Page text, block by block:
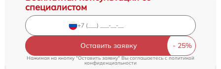
специалистом
Оставить заявку
Нажимая на кнопку "Оставить заявку" Вы соглашаетесь cполитикой
конфиденциальности